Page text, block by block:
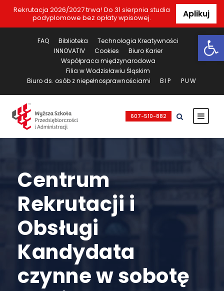
Rekrutacja 2026/2027 trwa! Do 31 sierpnia studia
podyplomowe bez opłaty wpisowej.
Aplikuj
FAQ Biblioteka
Technologia Kreatywności
INNOVATIV
Cookies
Biuro Karier
Współpraca międzynarodowa
Filia w Wodzisławiu Śląskim
Biuro ds. osób z niepełnosprawnościami
BIP PUW
607-510-882
Centrum
Rekrutacji i
Obsługi
Kandydata
czynne w sobotę